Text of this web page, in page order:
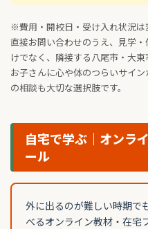
※費用・開校日・受け入れ状況
直接お問い合わせのうえ、見学
けでなく、隣接する八尾市・大東
お子さんに心や体のつらいサイ
の相談も大切な選択肢です。
自宅で学ぶ｜オンラ
ール
外に出るのが難しい時期で
べるオンライン教材・在宅